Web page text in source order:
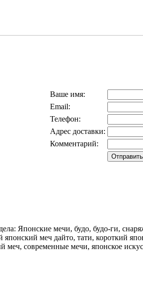
Ваше имя:
Email:
Телефон:
Адрес доставки:
Комментарий:
Японские мечи, будо, будо-ги,
японский меч дайто, тати, короткий
меч, современные мечи, японское